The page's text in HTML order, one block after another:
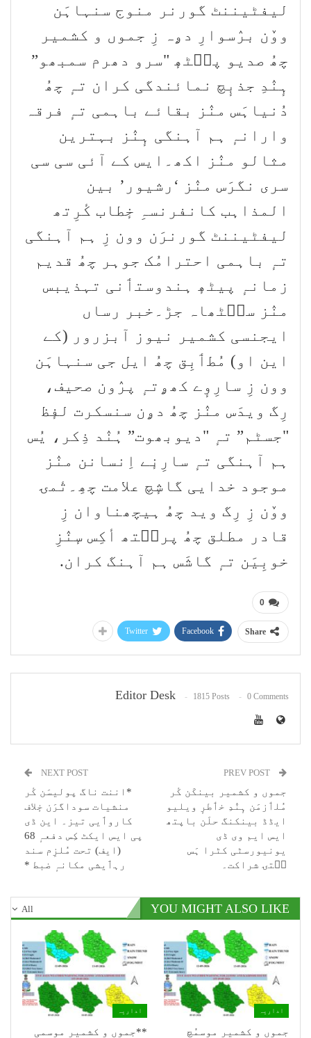
لیفٹیننٹ گورنر منوج سنہاہَن
ووٚن برٛسوارِ دۄہ زِ جموں و کشمیر
چھُ صدیو پٮ۪ٹھٕ "سرو دھرم سمبھو”
ہٕنٛدِ جذبٕچ نمائندگی کران تہٕ چھُ
دُنیاہَس منٛز بقائے باہمی تہٕ فرقہ
وارانہٕ ہم آہنگی ہٕنٛز بہترین
مثالو منٛز اکھ۔ایس کے آئی سی سی
سری نگرَس منٛز ‘رشیور’ بین
المذاہب کانفرنسہِ خٕطاب کٔرِتھ
لیفٹیننٹ گورنرَن وون زِ ہم آہنگی
تہٕ باہمی احترامُک جوہر چھُ قدیم
زمانہٕ پیٹھٕ ہندوستٲنی تہذیبس
منٛز سٮ۪ٹھاہ جڑ۔خبر رساں
ایجنسی کشمیر نیوز آبزرور (کے
این او) مُطٲبِق چھُ ایل جی سنہاہَن
وون زِ سارِوٕے کھۄتہٕ پرٛون صحیف،
رِگ ویدَس منٛز چھُ دۄن سنسکرت لفٕظ
"جسٹم” تہٕ "دیوبھوت” ہُنٛد ذِکر، یُس
ہم آہنگی تہٕ سارِنٕے اِنسانن منٛز
موجود خدایی گاشٕچ علامت چھِ۔تٔمۍ
ووٚن زِ رِگ وید چھُ ہیچھناوان زِ
قادر مطلق چھُ پرٮ۪تھ أکِس سٕنٛزِ
خوبِیَن تہٕ گاشَس ہم آہنگ کران.
0
Share
Facebook
Twitter
Editor Desk 1815 Posts 0 Comments
جموں و کشمیر بینکَن کٔر
مُلٲزمَن ہٕنٛدِ خٲطرٕ ویلیو
ایڈڈ بینکنگ حلَن باپتھ
ایس ایم وی ڈی
یونیورسٹی کٹرا ہَس
سۭتۍ شراکت۔
NEXT POST
*اننت ناگ پولیسَن کٔر
منشیات سوداگرَن خٕلاف
کاروٲیی تیز۔ این ڈی
پی ایس ایکٹ کِس دفعہٕ 68
(ایف) تحت مُلزِم سند
رہٲیشی مکانہٕ ضبط *
All YOU MIGHT ALSO LIKE
اداریہ
جموں و کشمیر موسمُچ
اداریہ
**جموں و كشمیر موسمی